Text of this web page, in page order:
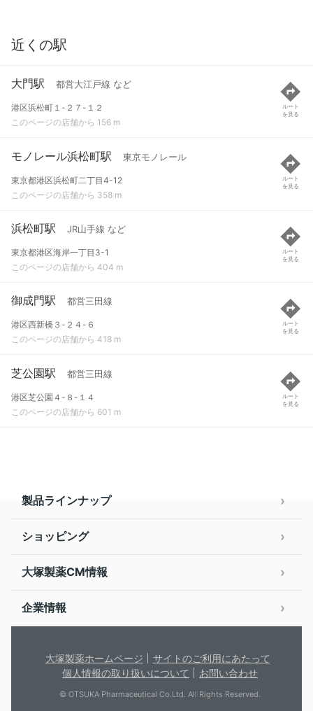
近くの駅
大門駅 都営大江戸線 など
港区浜松町１-２７-１２
このページの店舗から 156 m
ルート
を見る
モノレール浜松町駅 東京モノレール
東京都港区浜松町二丁目4-12
このページの店舗から 358 m
ルート
を見る
浜松町駅 JR山手線 など
東京都港区海岸一丁目3-1
このページの店舗から 404 m
ルート
を見る
御成門駅 都営三田線
港区西新橋３-２４-６
このページの店舗から 418 m
ルート
を見る
芝公園駅 都営三田線
港区芝公園４-８-１４
このページの店舗から 601 m
ルート
を見る
製品ラインナップ
ショッピング
大塚製薬CM情報
企業情報
大塚製薬ホームページ
サイトのご利用にあたって
個人情報の取り扱いについて
お問い合わせ
© OTSUKA Pharmaceutical Co.Ltd. All Rights Reserved.